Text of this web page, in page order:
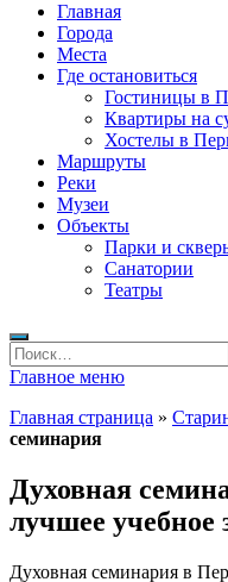
Главная
Города
Места
Где остановиться
Гостиницы в
Квартиры на
Хостелы в
Маршруты
Реки
Музеи
Объекты
Парки и
Санатории
Театры
Найти:
Главное меню
Главная страница »
семинария
Духовная
лучшее учебное
Духовная семинария в